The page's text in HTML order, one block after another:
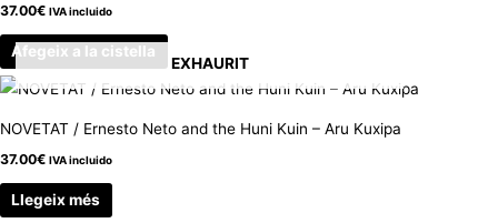
37.00€ IVA incluido
Afegeix a la cistella
EXHAURIT
NOVETAT / Ernesto Neto and the Huni Kuin – Aru Kuxipa
37.00€ IVA incluido
Llegeix més